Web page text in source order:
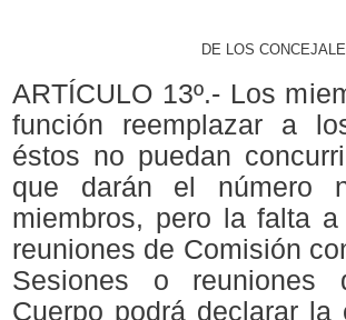
DE LOS
ARTÍCULO 13º.- Los
función reemplazar a
éstos no puedan
que darán el número
miembros, pero la falta
reuniones de Comisión
Sesiones o reuniones
Cuerpo podrá declarar